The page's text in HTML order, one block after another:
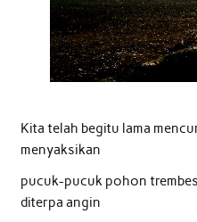
Kita telah begitu lama
menyaksikan
pucuk-pucuk pohon
diterpa angin